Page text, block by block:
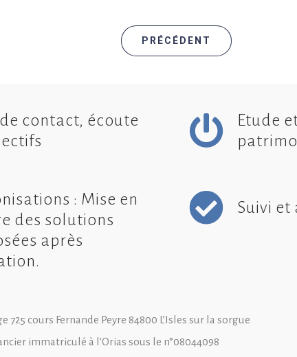
PRÉCÉDENT
contact, écoute
: Mise en
des solutions
après
Etude
Suivi et
cours Fernande Peyre 84800 L’Isles sur la sorgue
immatriculé à l’Orias sous le n°08044098